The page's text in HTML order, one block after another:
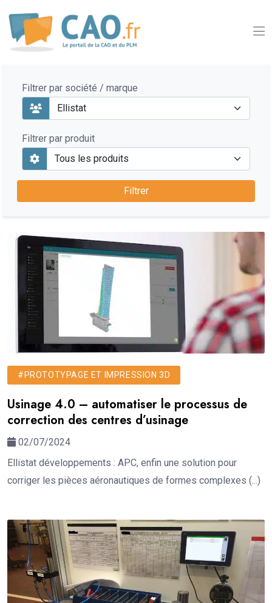
Filtrer par société / marque
Filtrer par produit
#PROTOTYPAGE ET IMPRESSION 3D
Usinage 4.0 – automatiser le processus de
correction des centres d’usinage
02/07/2024
Ellistat développements : APC, enfin une solution pour
corriger les pièces aéronautiques de formes complexes (...)